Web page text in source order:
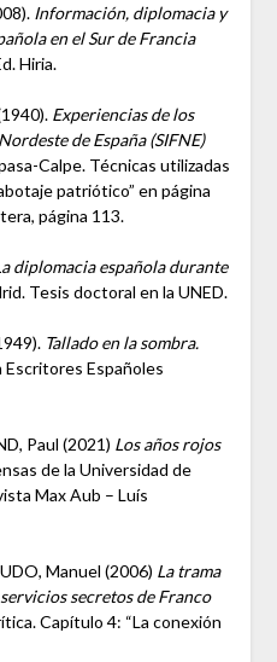
Información, diplomacia y
en el Sur de Francia
Hiria.
Experiencias de los
de España (SIFNE)
Calpe. Técnicas utilizadas
patriótico” en página
página 113.
diplomacia española durante
Tesis doctoral en la UNED.
Tallado en la sombra.
Escritores Españoles
Paul (2021) Los años rojos
de la Universidad de
Max Aub – Luís
Manuel (2006) La trama
secretos de Franco
Capítulo 4: “La conexión